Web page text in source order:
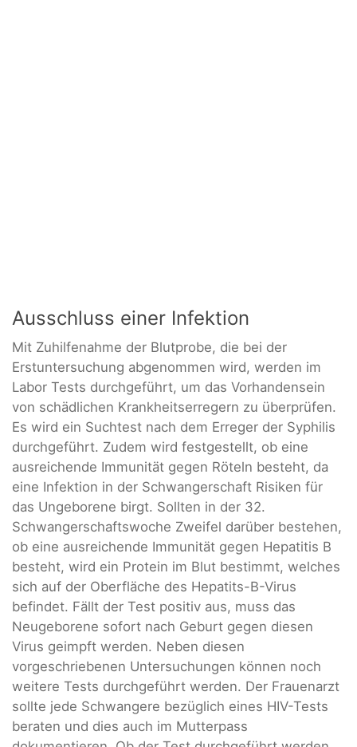
Ausschluss einer Infektion
Mit Zuhilfenahme der Blutprobe, die bei der
Erstuntersuchung abgenommen wird, werden im
Labor Tests durchgeführt, um das Vorhandensein
von schädlichen Krankheitserregern zu überprüfen.
Es wird ein Suchtest nach dem Erreger der Syphilis
durchgeführt. Zudem wird festgestellt, ob eine
ausreichende Immunität gegen Röteln besteht, da
eine Infektion in der Schwangerschaft Risiken für
das Ungeborene birgt. Sollten in der 32.
Schwangerschaftswoche Zweifel darüber bestehen,
ob eine ausreichende Immunität gegen Hepatitis B
besteht, wird ein Protein im Blut bestimmt, welches
sich auf der Oberfläche des Hepatits-B-Virus
befindet. Fällt der Test positiv aus, muss das
Neugeborene sofort nach Geburt gegen diesen
Virus geimpft werden. Neben diesen
vorgeschriebenen Untersuchungen können noch
weitere Tests durchgeführt werden. Der Frauenarzt
sollte jede Schwangere bezüglich eines HIV-Tests
beraten und dies auch im Mutterpass